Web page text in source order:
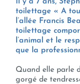
toilettage « A
l’allée Francis
toilettage
l’animal et le
que la
Quand elle parle
gorgé de